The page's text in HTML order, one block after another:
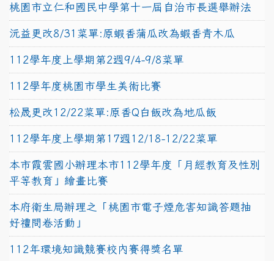
桃園市立仁和國民中學第十一屆自治市長選舉辦法
沅益更改8/31菜單:原蝦香蒲瓜改為蝦香青木瓜
112學年度上學期第2週9/4-9/8菜單
112學年度桃園市學生美術比賽
松晟更改12/22菜單:原香Q白飯改為地瓜飯
112學年度上學期第17週12/18-12/22菜單
本市霞雲國小辦理本市112學年度「月經教育及性別
平等教育」繪畫比賽
本府衛生局辦理之「桃園市電子煙危害知識答題抽
好禮問卷活動」
112年環境知識競賽校內賽得獎名單